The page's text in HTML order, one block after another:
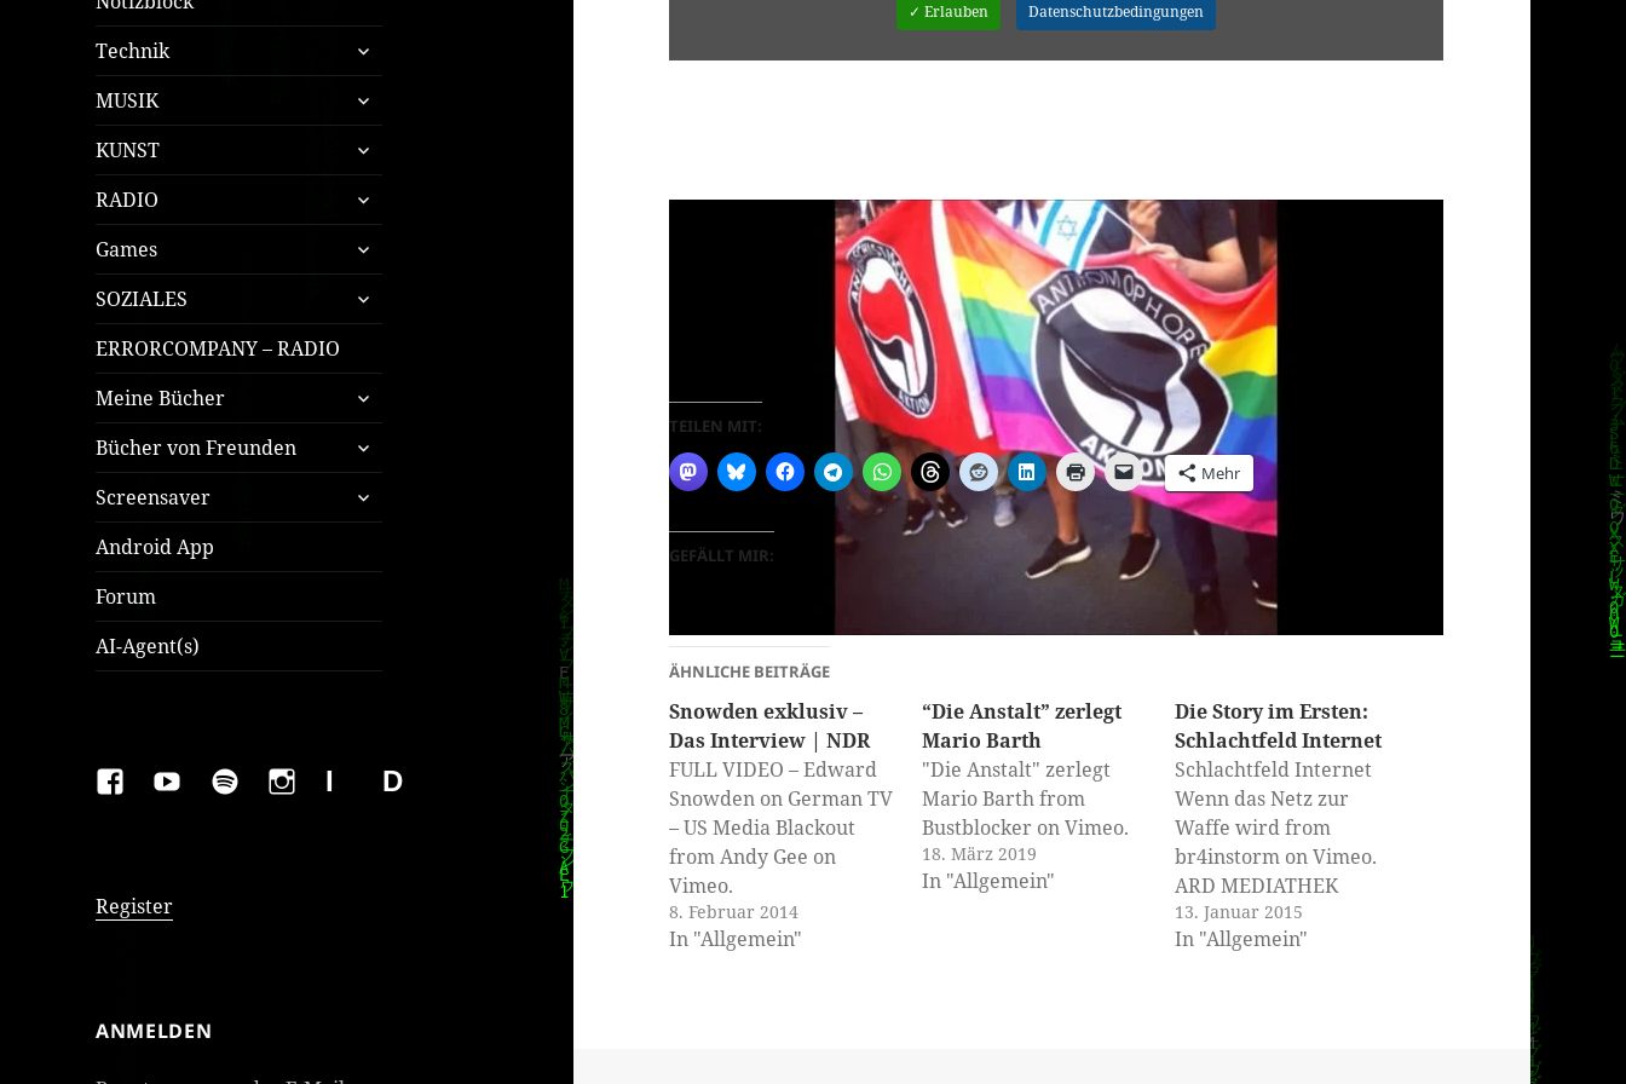
Technik
untermenü
öffnen
MUSIK
untermenü
öffnen
KUNST
untermenü
öffnen
RADIO
untermenü
öffnen
Games
untermenü
öffnen
SOZIALES
untermenü
öffnen
ERRORCOMPANY – RADIO
Meine Bücher
untermenü
öffnen
Bücher von Freunden
untermenü
öffnen
Screensaver
untermenü
öffnen
Android App
Forum
AI-Agent(s)
FAKEBOOK
YOUTUBESPOTIFYINSTAGRAM
IMPRESSUMDatenschutzerklärung
Register
ANMELDEN
✓ Erlauben Datenschutzbedingungen
Haszcara – Die politisch VerliebtefromLoukanikosonVimeo
TEILEN MIT:
Mehr
GEFÄLLT MIR:
ÄHNLICHE BEITRÄGE
Snowden exklusiv –
Das Interview | NDR
FULL VIDEO – Edward
Snowden on German TV
– US Media Blackout
from Andy Gee on
Vimeo.
8. Februar 2014
In "Allgemein"
“Die Anstalt” zerlegt
Mario Barth
"Die Anstalt" zerlegt
Mario Barth from
Bustblocker on Vimeo.
18. März 2019
In "Allgemein"
Die Story im Ersten:
Schlachtfeld Internet
Schlachtfeld Internet
Wenn das Netz zur
Waffe wird from
br4instorm on Vimeo.
ARD MEDIATHEK
13. Januar 2015
In "Allgemein"